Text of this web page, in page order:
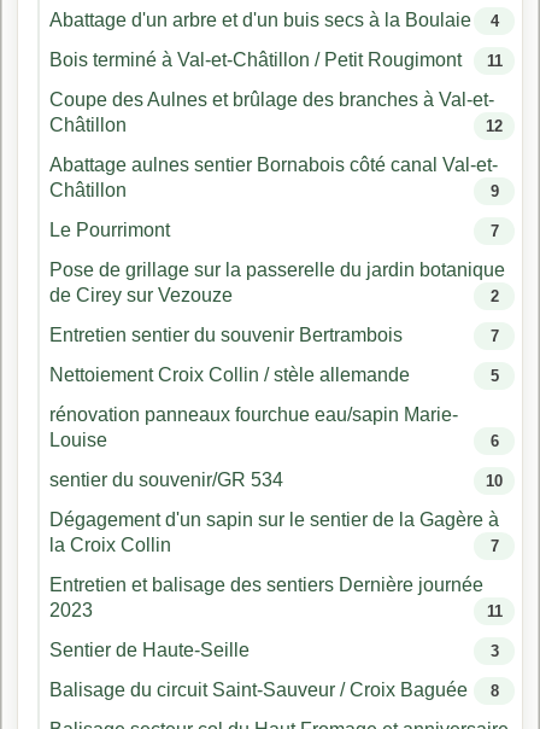
Abattage d'un arbre et d'un buis secs à la Boulaie 4
Bois terminé à Val-et-Châtillon / Petit Rougimont 11
Coupe des Aulnes et brûlage des branches à Val-et-
Châtillon
12
Abattage aulnes sentier Bornabois côté canal Val-et-
Châtillon
9
Le Pourrimont 7
Pose de grillage sur la passerelle du jardin botanique
de Cirey sur Vezouze
2
Entretien sentier du souvenir Bertrambois 7
Nettoiement Croix Collin / stèle allemande 5
rénovation panneaux fourchue eau/sapin Marie-
Louise
6
sentier du souvenir/GR 534 10
Dégagement d'un sapin sur le sentier de la Gagère à
la Croix Collin
7
Entretien et balisage des sentiers Dernière journée
2023
11
Sentier de Haute-Seille 3
Balisage du circuit Saint-Sauveur / Croix Baguée 8